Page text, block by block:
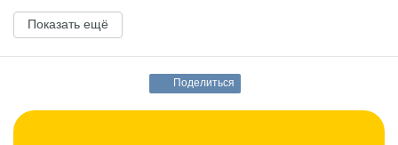
Показать ещё
Поделиться